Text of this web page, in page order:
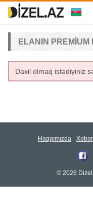
ELANIN PREMIUM
Daxil olmaq istədiyiniz
Haqqımızda
© 2026